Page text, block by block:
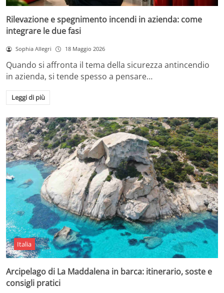
Rilevazione e spegnimento incendi in azienda: come
integrare le due fasi
Sophia Allegri 18 Maggio 2026
Quando si affronta il tema della sicurezza antincendio
in azienda, si tende spesso a pensare…
Leggi di più
Italia
Arcipelago di La Maddalena in barca: itinerario, soste e
consigli pratici